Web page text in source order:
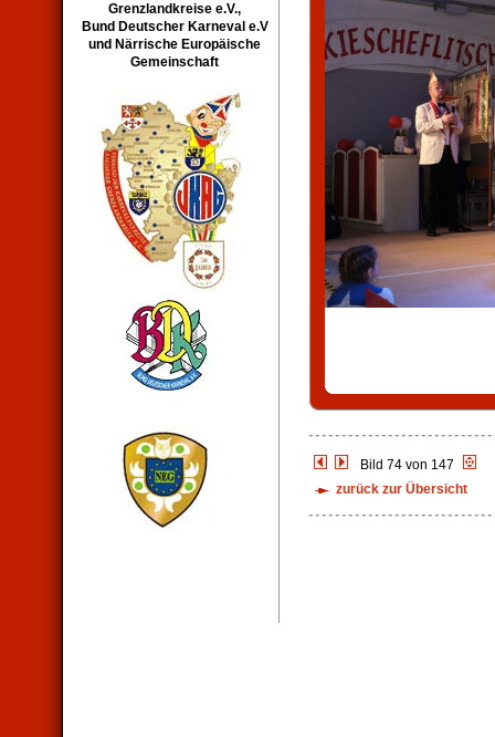
Grenzlandkreise e.V.,
Bund Deutscher Karneval e.V
und Närrische Europäische
Gemeinschaft
Bild 74 von 147
zurück zur Übersicht